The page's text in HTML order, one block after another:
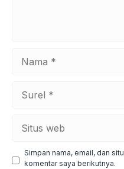
Simpan nama, email, dan
komentar saya berikutnya.